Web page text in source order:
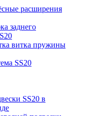
расширения
заднего
витка пружины
SS20
SS20 в